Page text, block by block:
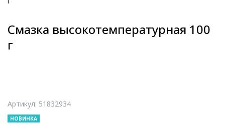
Смазка высокотемпературная 100
г
Артикул: 51832934
НОВИНКА